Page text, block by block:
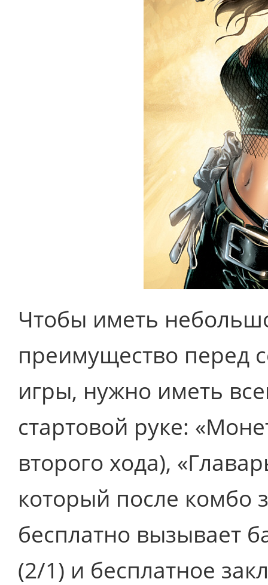
Чтобы иметь
преимущество перед
игры, нужно иметь
стартовой руке:
второго хода),
который после комбо
бесплатно вызывает
(2/1) и бесплатное